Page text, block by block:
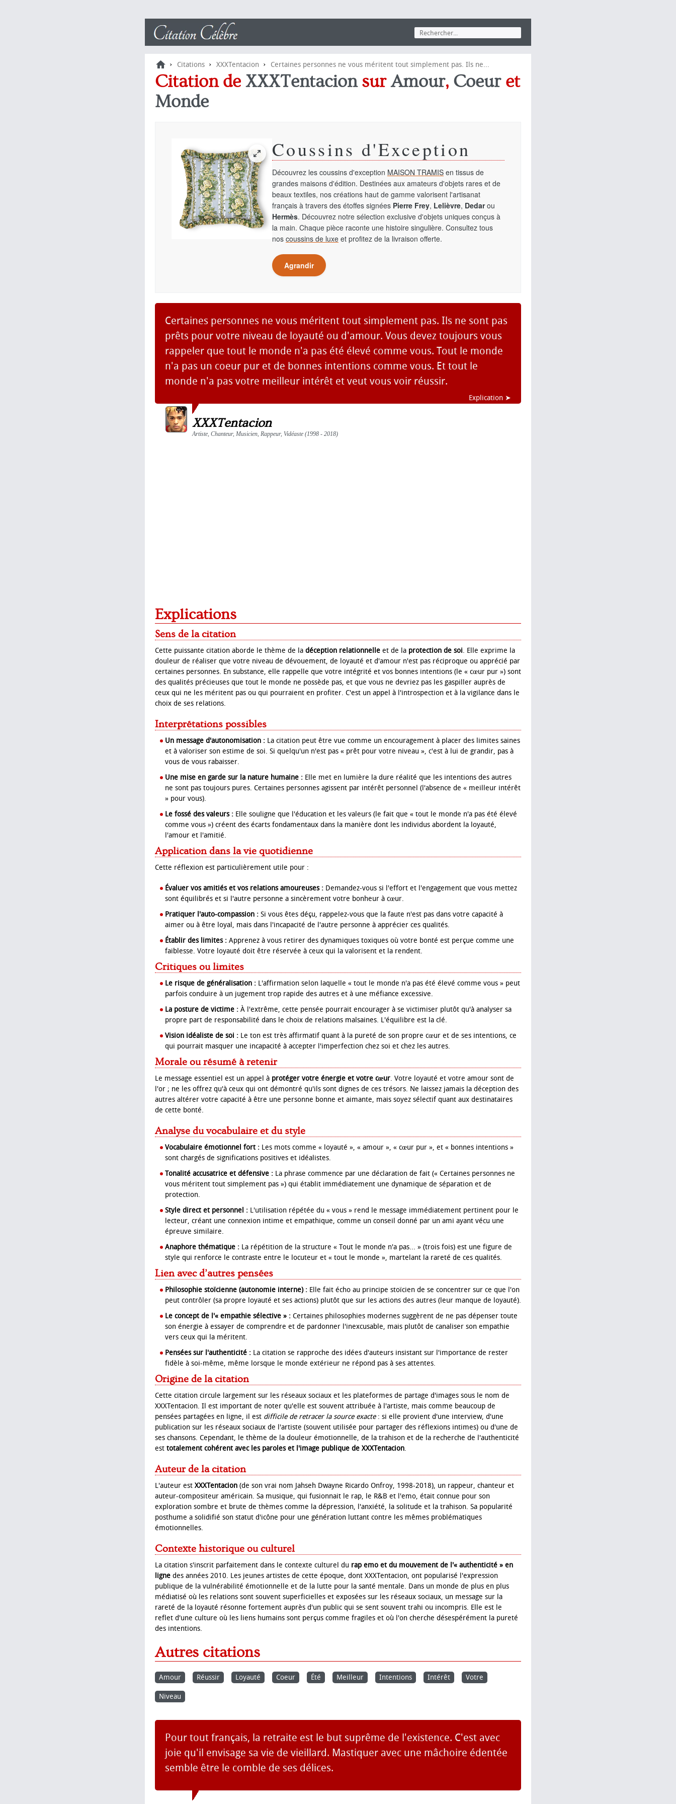
› Citations › XXXTentacion › Certaines personnes ne vous méritent tout simplement pas. Ils ne...
Citation de XXXTentacionsurAmour, Coeuret
Monde
Coussins d'Exception
Découvrez les coussins d'exception MAISON TRAMIS en tissus de
grandes maisons d'édition. Destinées aux amateurs d'objets rares et de
beaux textiles, nos créations haut de gamme valorisent l'artisanat
français à travers des étoffes signées Pierre Frey, Lelièvre, Dedarou
Hermès. Découvrez notre sélection exclusive d'objets uniques conçus à
la main. Chaque pièce raconte une histoire singulière. Consultez tous
nos coussins de luxe et profitez de la livraison offerte.
Agrandir
Certaines personnes ne vous méritent tout simplement pas. Ils ne sont pas
prêts pour votre niveau de loyauté ou d'amour. Vous devez toujours vous
rappeler que tout le monde n'a pas été élevé comme vous. Tout le monde
n'a pas un coeur pur et de bonnes intentions comme vous. Et tout le
monde n'a pas votre meilleur intérêt et veut vous voir réussir.
Explication ➤
XXXTentacion
Artiste, Chanteur, Musicien, Rappeur, Vidéaste (1998 - 2018)
Explications
Sens de la citation
Cette puissante citation aborde le thème de la déception relationnelle et de la protection de soi. Elle exprime la
douleur de réaliser que votre niveau de dévouement, de loyauté et d'amour n'est pas réciproque ou apprécié par
certaines personnes. En substance, elle rappelle que votre intégrité et vos bonnes intentions (le « cœur pur ») sont
des qualités précieuses que tout le monde ne possède pas, et que vous ne devriez pas les gaspiller auprès de
ceux qui ne les méritent pas ou qui pourraient en profiter. C'est un appel à l'introspection et à la vigilance dans le
choix de ses relations.
Interprétations possibles
Un message d'autonomisation : La citation peut être vue comme un encouragement à placer des limites saines
et à valoriser son estime de soi. Si quelqu'un n'est pas « prêt pour votre niveau », c'est à lui de grandir, pas à
vous de vous rabaisser.
Une mise en garde sur la nature humaine : Elle met en lumière la dure réalité que les intentions des autres
ne sont pas toujours pures. Certaines personnes agissent par intérêt personnel (l'absence de « meilleur intérêt
» pour vous).
Le fossé des valeurs : Elle souligne que l'éducation et les valeurs (le fait que « tout le monde n'a pas été élevé
comme vous ») créent des écarts fondamentaux dans la manière dont les individus abordent la loyauté,
l'amour et l'amitié.
Application dans la vie quotidienne
Cette réflexion est particulièrement utile pour :
Évaluer vos amitiés et vos relations amoureuses : Demandez-vous si l'effort et l'engagement que vous mettez
sont équilibrés et si l'autre personne a sincèrement votre bonheur à cœur.
Pratiquer l'auto-compassion : Si vous êtes déçu, rappelez-vous que la faute n'est pas dans votre capacité à
aimer ou à être loyal, mais dans l'incapacité de l'autre personne à apprécier ces qualités.
Établir des limites : Apprenez à vous retirer des dynamiques toxiques où votre bonté est perçue comme une
faiblesse. Votre loyauté doit être réservée à ceux qui la valorisent et la rendent.
Critiques ou limites
Le risque de généralisation : L'affirmation selon laquelle « tout le monde n'a pas été élevé comme vous » peut
parfois conduire à un jugement trop rapide des autres et à une méfiance excessive.
La posture de victime : À l'extrême, cette pensée pourrait encourager à se victimiser plutôt qu'à analyser sa
propre part de responsabilité dans le choix de relations malsaines. L'équilibre est la clé.
Vision idéaliste de soi : Le ton est très affirmatif quant à la pureté de son propre cœur et de ses intentions, ce
qui pourrait masquer une incapacité à accepter l'imperfection chez soi et chez les autres.
Morale ou résumé à retenir
Le message essentiel est un appel à protéger votre énergie et votre cœur. Votre loyauté et votre amour sont de
l'or ; ne les offrez qu'à ceux qui ont démontré qu'ils sont dignes de ces trésors. Ne laissez jamais la déception des
autres altérer votre capacité à être une personne bonne et aimante, mais soyez sélectif quant aux destinataires
de cette bonté.
Analyse du vocabulaire et du style
Vocabulaire émotionnel fort : Les mots comme « loyauté », « amour », « cœur pur », et « bonnes intentions »
sont chargés de significations positives et idéalistes.
Tonalité accusatrice et défensive : La phrase commence par une déclaration de fait (« Certaines personnes ne
vous méritent tout simplement pas ») qui établit immédiatement une dynamique de séparation et de
protection.
Style direct et personnel : L'utilisation répétée du « vous » rend le message immédiatement pertinent pour le
lecteur, créant une connexion intime et empathique, comme un conseil donné par un ami ayant vécu une
épreuve similaire.
Anaphore thématique : La répétition de la structure « Tout le monde n'a pas... » (trois fois) est une figure de
style qui renforce le contraste entre le locuteur et « tout le monde », martelant la rareté de ces qualités.
Lien avec d’autres pensées
Philosophie stoïcienne (autonomie interne) : Elle fait écho au principe stoïcien de se concentrer sur ce que l'on
peut contrôler (sa propre loyauté et ses actions) plutôt que sur les actions des autres (leur manque de loyauté).
Le concept de l'« empathie sélective » : Certaines philosophies modernes suggèrent de ne pas dépenser toute
son énergie à essayer de comprendre et de pardonner l'inexcusable, mais plutôt de canaliser son empathie
vers ceux qui la méritent.
Pensées sur l'authenticité : La citation se rapproche des idées d'auteurs insistant sur l'importance de rester
fidèle à soi-même, même lorsque le monde extérieur ne répond pas à ses attentes.
Origine de la citation
Cette citation circule largement sur les réseaux sociaux et les plateformes de partage d'images sous le nom de
XXXTentacion. Il est important de noter qu'elle est souvent attribuée à l'artiste, mais comme beaucoup de
pensées partagées en ligne, il est difficile de retracer la source exacte: si elle provient d'une interview, d'une
publication sur les réseaux sociaux de l'artiste (souvent utilisée pour partager des réflexions intimes) ou d'une de
ses chansons. Cependant, le thème de la douleur émotionnelle, de la trahison et de la recherche de l'authenticité
est totalement cohérent avec les paroles et l'image publique de XXXTentacion.
Auteur de la citation
L'auteur est XXXTentacion (de son vrai nom Jahseh Dwayne Ricardo Onfroy, 1998-2018), un rappeur, chanteur et
auteur-compositeur américain. Sa musique, qui fusionnait le rap, le R&B et l'emo, était connue pour son
exploration sombre et brute de thèmes comme la dépression, l'anxiété, la solitude et la trahison. Sa popularité
posthume a solidifié son statut d'icône pour une génération luttant contre les mêmes problématiques
émotionnelles.
Contexte historique ou culturel
La citation s'inscrit parfaitement dans le contexte culturel du rap emo et du mouvement de l'« authenticité » en
ligne des années 2010. Les jeunes artistes de cette époque, dont XXXTentacion, ont popularisé l'expression
publique de la vulnérabilité émotionnelle et de la lutte pour la santé mentale. Dans un monde de plus en plus
médiatisé où les relations sont souvent superficielles et exposées sur les réseaux sociaux, un message sur la
rareté de la loyauté résonne fortement auprès d'un public qui se sent souvent trahi ou incompris. Elle est le
reflet d'une culture où les liens humains sont perçus comme fragiles et où l'on cherche désespérément la pureté
des intentions.
Autres citations
Amour Réussir Loyauté Coeur Été Meilleur Intentions Intérêt Votre
Niveau
Pour tout français, la retraite est le but suprême de l'existence. C'est avec
joie qu'il envisage sa vie de vieillard. Mastiquer avec une mâchoire édentée
semble être le comble de ses délices.